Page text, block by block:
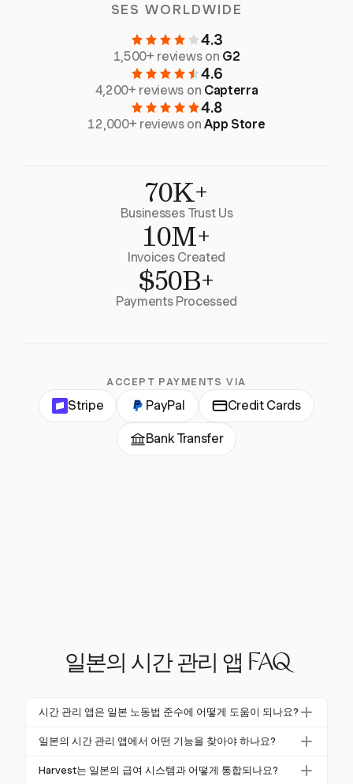
SES WORLDWIDE
4.3
1,500+ reviews on G2
4.6
4,200+ reviews on Capterra
4.8
12,000+ reviews onApp Store
70K+
Businesses Trust Us
10M+
Invoices Created
$50B+
Payments Processed
ACCEPT PAYMENTS VIA
Stripe PayPal Credit Cards
Bank Transfer
일본의 시간 관리 앱 FAQ
시간 관리 앱은 일본 노동법 준수에 어떻게 도움이 되나요?
시간 관리 앱은 노동 기준법에 따라 근무 시간, 휴식 시
합니다. 초과 근무 수당 계산을 자동화하고 시간 카드
일본의 시간 관리 앱에서 어떤 기능을 찾아야 하나요?
강력한 급여 통합, 다양한 근무 스타일 지원, 모바일 접
Harvest는 일본의 급여 시스템과 어떻게 통합되나요?